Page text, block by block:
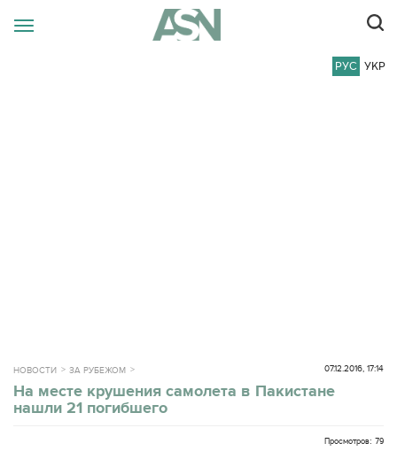
РУС УКР
НОВОСТИ ЗА РУБЕЖОМ 07.12.2016, 17:14
На месте крушения самолета в Пакистане
нашли 21 погибшего
Просмотров: 79